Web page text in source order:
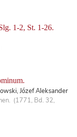
1-2, St. 1-26.
Józef Aleksander
(1771, Bd. 32,